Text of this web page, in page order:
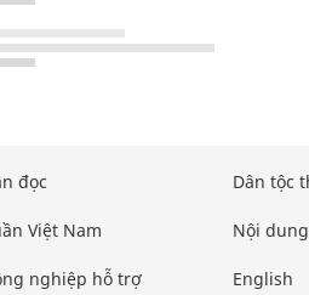
đọc
Việt Nam
nghiệp hỗ trợ
Dân tộc
Nội
English